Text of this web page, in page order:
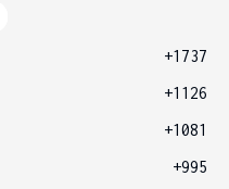
+1737
+1126
+1081
+995